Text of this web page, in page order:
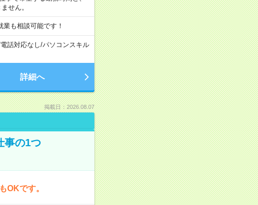
せん。
も相談可能です！
電話対応なし/パソコンスキル
詳細へ
掲載日：2026.08.07
事の1つ
OKです。